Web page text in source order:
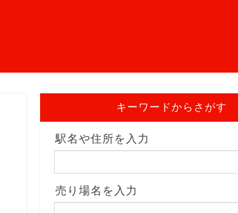
キーワードからさがす
駅名や住所を入力
売り場名を入力